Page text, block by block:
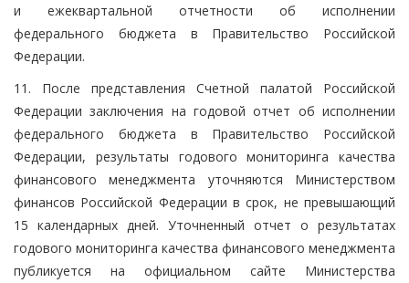
и ежеквартальной отчетности об исполнении
федерального бюджета в Правительство Российской
Федерации.
11. После представления Счетной палатой Российской
Федерации заключения на годовой отчет об исполнении
федерального бюджета в Правительство Российской
Федерации, результаты годового мониторинга качества
финансового менеджмента уточняются Министерством
финансов Российской Федерации в срок, не превышающий
15 календарных дней. Уточненный отчет о результатах
годового мониторинга качества финансового менеджмента
публикуется на официальном сайте Министерства